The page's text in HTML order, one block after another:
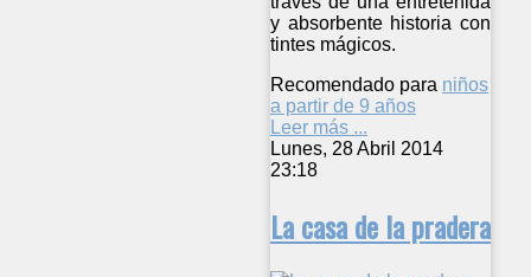
y absorbente historia con
tintes mágicos.
Recomendado para niños
a partir de 9 años
Leer más ...
Lunes, 28 Abril 2014
23:18
La casa de la pradera